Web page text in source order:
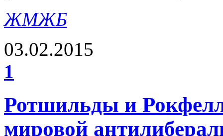
ЖМЖБ
03.02.2015
1
Ротшильды и
мировой